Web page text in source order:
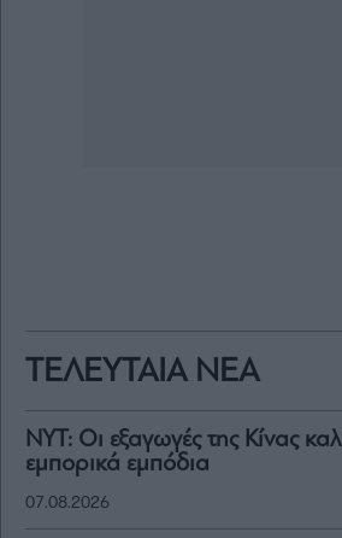
ΤΕΛΕΥΤΑΙΑ ΝΕΑ
NYT: Οι εξαγωγές της Κίνας
εμπορικά εμπόδια
07.08.2026